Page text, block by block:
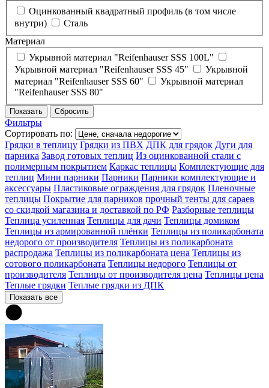
Оцинкованный квадратный профиль (в том числе
внутри)
Сталь
Материал
Укрывной материал "Reifenhauser SSS 100L"
Укрывной материал "Reifenhauser SSS 45"
Укрывной
материал "Reifenhauser SSS 60"
Укрывной материал
"Reifenhauser SSS 80"
Фильтры
Сортировать по:
Грядки в теплицу Грядки из ПВХ ДПК для грядок Дуги для
парника Завод готовых теплиц Из оцинкованной стали с
полимерным покрытием Каркас теплицы Комплектующие для
теплиц Мини парники Парники Парники комплектующие и
аксессуары Пластиковые ограждения для грядок Пленочные
теплицы Покрытие для парников прочный тенты для сараев
со скидкой магазина и доставкой по РФ Разборные теплицы
Теплица усиленная Теплицы для дачи Теплицы домиком
Теплицы из армированной плёнки Теплицы из поликарбоната
недорого от производителя Теплицы из поликарбоната
распродажа Теплицы из поликарбоната цена Теплицы из
сотового поликарбоната Теплицы недорого Теплицы от
производителя Теплицы от производителя цена Теплицы цена
Теплые грядки Теплые грядки из ДПК
Показать все